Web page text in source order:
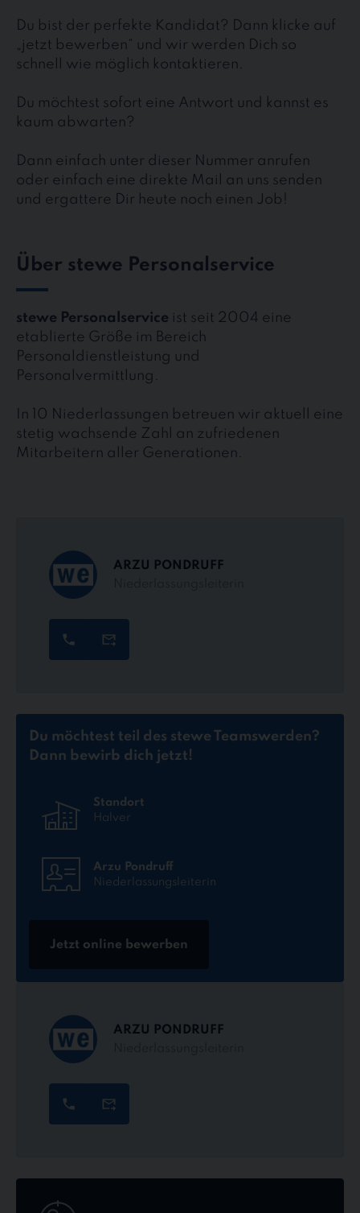
Du bist der perfekte Kandidat? Dann klicke auf
„jetzt bewerben“ und wir werden Dich so
schnell wie möglich kontaktieren.
Du möchtest sofort eine Antwort und kannst es
kaum abwarten?
Dann einfach unter dieser Nummer anrufen
oder einfach eine direkte Mail an uns senden
und ergattere Dir heute noch einen Job!
Über stewe Personalservice
stewe Personalservice ist seit 2004 eine
etablierte Größe im Bereich
Personaldienstleistung und
Personalvermittlung.
In 10 Niederlassungen betreuen wir aktuell eine
stetig wachsende Zahl an zufriedenen
Mitarbeitern aller Generationen.
ARZU PONDRUFF
Du möchtest teil des stewe Teamswerden?
Dann bewirb dich jetzt!
Standort
Halver
Arzu Pondruff
Niederlassungsleiterin
Jetzt online bewerben
ARZU PONDRUFF
online